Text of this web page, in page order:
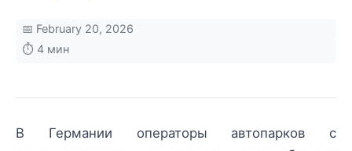
📅 February 20, 2026
⏱️ 4 мин
В Германии операторы автопарков с